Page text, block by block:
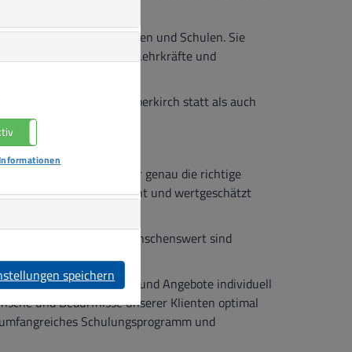
in Kindergärten und Schulen. Sie
aufbereiten? Lehrkräfte und
in Offenburg und Oberkirch statt als auch
Wir sind sicher, dass wir genau die richtige
können, sich gebraucht und wertgeschätzt
mit Behinderung. Wünschenswert sind
Freizeitangebote.
um Betreuung und Angebote individuell
und Bedürfnisse unserer Klienten optimal
Schulungsprogramm und
speichern